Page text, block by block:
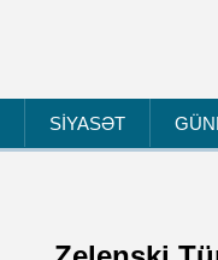
SİYASƏT